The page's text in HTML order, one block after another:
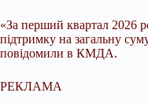
«За перший квартал 2026
підтримку на загальну
повідомили в КМДА.
РЕКЛАМА